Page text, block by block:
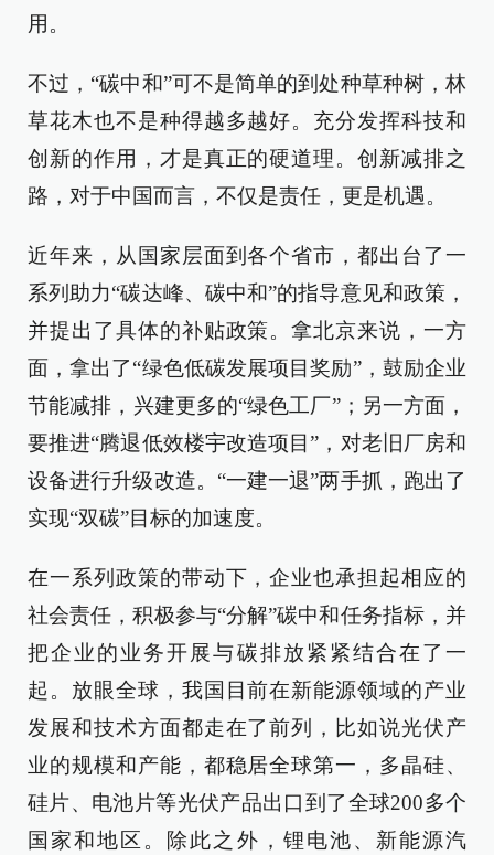
用。
不过，“碳中和”可不是简单的到处种草种树，林
草花木也不是种得越多越好。充分发挥科技和
创新的作用，才是真正的硬道理。创新减排之
路，对于中国而言，不仅是责任，更是机遇。
近年来，从国家层面到各个省市，都出台了一
系列助力“碳达峰、碳中和”的指导意见和政策，
并提出了具体的补贴政策。拿北京来说，一方
面，拿出了“绿色低碳发展项目奖励”，鼓励企业
节能减排，兴建更多的“绿色工厂”；另一方面，
要推进“腾退低效楼宇改造项目”，对老旧厂房和
设备进行升级改造。“一建一退”两手抓，跑出了
实现“双碳”目标的加速度。
在一系列政策的带动下，企业也承担起相应的
社会责任，积极参与“分解”碳中和任务指标，并
把企业的业务开展与碳排放紧紧结合在了一
起。放眼全球，我国目前在新能源领域的产业
发展和技术方面都走在了前列，比如说光伏产
业的规模和产能，都稳居全球第一，多晶硅、
硅片、电池片等光伏产品出口到了全球200多个
国家和地区。除此之外，锂电池、新能源汽